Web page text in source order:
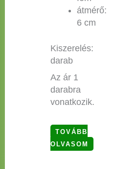
átmérő:
6 cm
Kiszerelés:
darab
Az ár 1
darabra
vonatkozik.
TOVÁBB
OLVASOM